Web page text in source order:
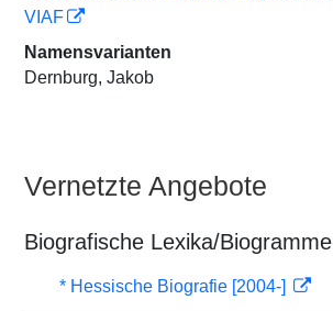
VIAF
Namensvarianten
Dernburg, Jakob
Vernetzte Angebote
Biografische Lexika/Biogramme
* Hessische Biografie [2004-]